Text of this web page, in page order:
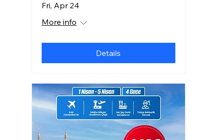
Fri, Apr 24
More info
Details